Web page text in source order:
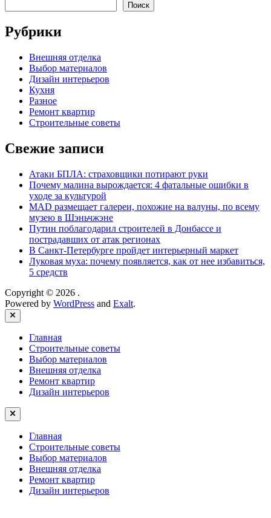
Поиск
Рубрики
Внешняя отделка
Выбор материалов
Дизайн интерьеров
Кухня
Разное
Ремонт квартир
Строительные советы
Свежие записи
Атаки БПЛА: страховщики потирают руки
Почему малина вырождается: 4 фатальные ошибки в
уходе за культурой
MAD размещает галереи, похожие на валуны, по всему
музею в Шэньчжэне
Путин поблагодарил строителей в Донбассе и
пострадавших от атак регионах
В Санкт-Петербурге пройдет интерьерный маркет
Луковая муха: почему появляется, как от нее избавиться,
5 средств
Copyright © 2026 .
Powered by WordPress and Exalt.
Close
Главная
Строительные советы
Выбор материалов
Внешняя отделка
Ремонт квартир
Дизайн интерьеров
Главная
Строительные советы
Выбор материалов
Внешняя отделка
Ремонт квартир
Дизайн интерьеров